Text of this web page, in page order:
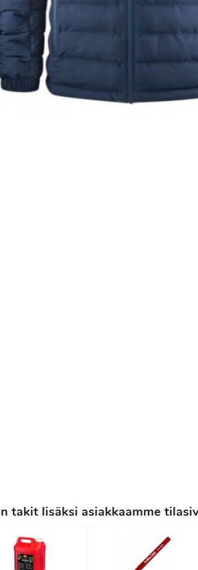
takit lisäksi asiakkaamme